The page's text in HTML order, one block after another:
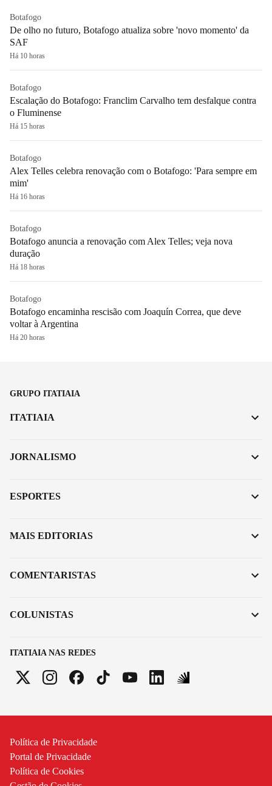
Botafogo
De olho no futuro, Botafogo atualiza sobre 'novo momento' da
SAF
Há 10 horas
Botafogo
Escalação do Botafogo: Franclim Carvalho tem desfalque contra
o Fluminense
Há 15 horas
Botafogo
Alex Telles celebra renovação com o Botafogo: 'Para sempre em
mim'
Há 16 horas
Botafogo
Botafogo anuncia a renovação com Alex Telles; veja nova
duração
Há 18 horas
Botafogo
Botafogo encaminha rescisão com Joaquín Correa, que deve
voltar à Argentina
Há 20 horas
GRUPO ITATIAIA
ITATIAIA NAS REDES
ITATIAIA
JORNALISMO
ESPORTES
MAIS EDITORIAS
COMENTARISTAS
COLUNISTAS
Política de Privacidade
Portal de Privacidade
Política de Cookies